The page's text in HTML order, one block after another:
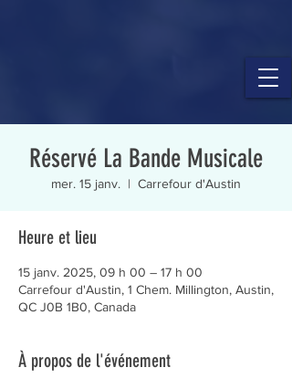
Réservé La Bande Musicale
mer. 15 janv.
  |
Carrefour d'Austin
Heure et lieu
15 janv. 2025, 09 h 00 – 17 h 00
Carrefour d'Austin, 1 Chem. Millington, Austin,
QC J0B 1B0, Canada
À propos de l'événement